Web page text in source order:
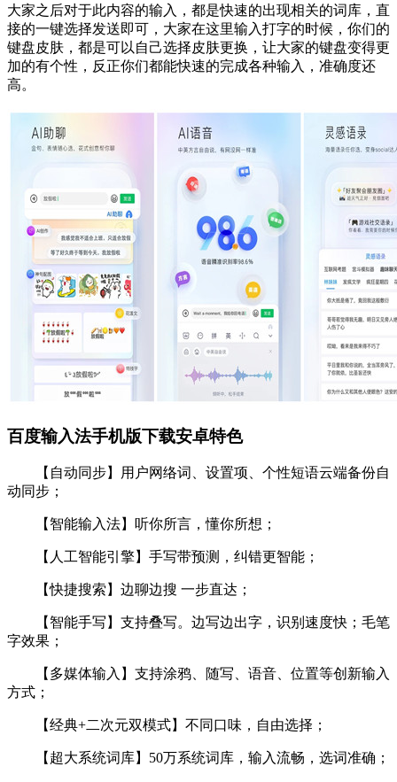
大家之后对于此内容的输入，都是快速的出现相关的词库，直
接的一键选择发送即可，大家在这里输入打字的时候，你们的
键盘皮肤，都是可以自己选择皮肤更换，让大家的键盘变得更
加的有个性，反正你们都能快速的完成各种输入，准确度还
高。
百度输入法手机版下载安卓特色
【自动同步】用户网络词、设置项、个性短语云端备份自
动同步；
【智能输入法】听你所言，懂你所想；
【人工智能引擎】手写带预测，纠错更智能；
【快捷搜索】边聊边搜 一步直达；
【智能手写】支持叠写。边写边出字，识别速度快；毛笔
字效果；
【多媒体输入】支持涂鸦、随写、语音、位置等创新输入
方式；
【经典+二次元双模式】不同口味，自由选择；
【超大系统词库】50万系统词库，输入流畅，选词准确；